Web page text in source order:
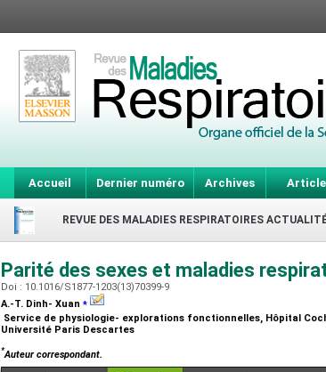
Accueil Dernier numéro Archives
REVUE DES MALADIES RESPIRATOIRES
Parité des sexes et maladies
Doi : 10.1016/S1877-1203(13)70399-9
A.-T. Dinh- Xuan ⁎
Service de physiologie- explorations fonctionnelles, Hôpital
Université Paris Descartes
*Auteur correspondant.